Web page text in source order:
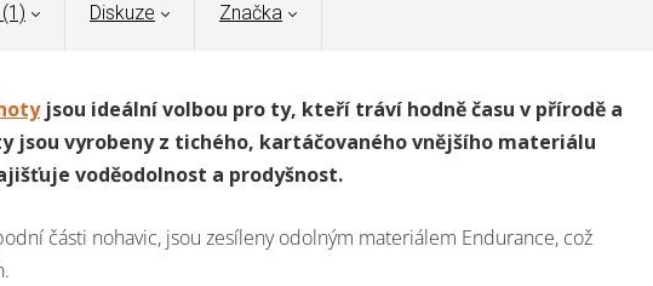
Diskuze Značka
jsou ideální volbou pro ty, kteří tráví hodně času v přírodě a
jsou vyrobeny z tichého, kartáčovaného vnějšího materiálu
voděodolnost a prodyšnost.
části nohavic, jsou zesíleny odolným materiálem Endurance, což